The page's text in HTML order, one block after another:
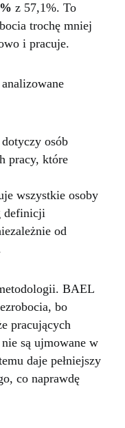
z 57,1%. To
trochę mniej
i pracuje.
osób
pracy, które
wszystkie osoby
definicji
od
BAEL
bo
pracujących
są ujmowane w
daje pełniejszy
co naprawdę